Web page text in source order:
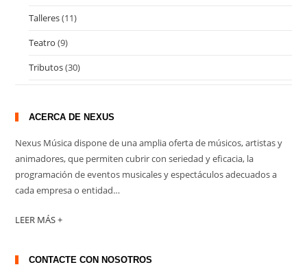
Talleres(11)
Teatro (9)
Tributos(30)
ACERCA DE NEXUS
Nexus Música dispone de una amplia oferta de músicos, artistas y
animadores, que permiten cubrir con seriedad y eficacia, la
programación de eventos musicales y espectáculos adecuados a
cada empresa o entidad…
LEER MÁS +
CONTACTE CON NOSOTROS